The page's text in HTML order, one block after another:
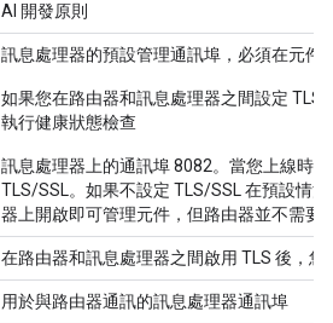
AI 開發原則
訊息處理器的預設管理通訊埠，必須在元件
如果您在路由器和訊息處理器之間設定
執行健康狀態檢查
訊息處理器上的通訊埠 8082。當您上線時
TLS/SSL。如果不設定 TLS/SSL 在預設情
器上開啟即可管理元件，但路由器並不需要
在路由器和訊息處理器之間啟用 TLS 後，
用於與路由器通訊的訊息處理器通訊埠